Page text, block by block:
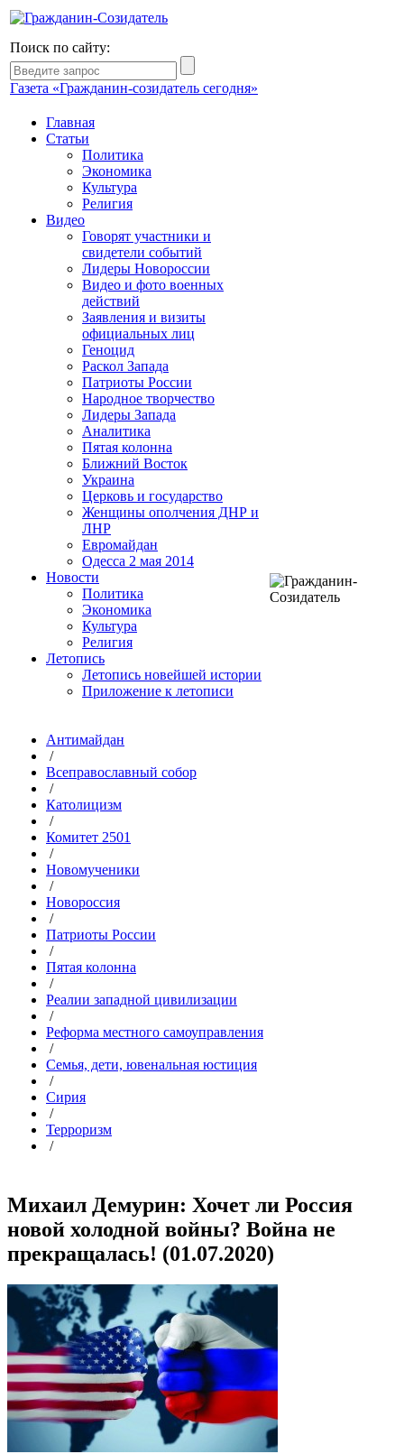
Поиск по сайту:
Газета «Гражданин-созидатель сегодня»
Главная
Статьи
Политика
Экономика
Культура
Религия
Видео
Говорят участники и
свидетели событий
Лидеры Новороссии
Видео и фото военных
действий
Заявления и визиты
официальных лиц
Геноцид
Раскол Запада
Патриоты России
Народное творчество
Лидеры Запада
Аналитика
Пятая колонна
Ближний Восток
Украина
Церковь и государство
Женщины ополчения ДНР и
ЛНР
Евромайдан
Одесса 2 мая 2014
Новости
Политика
Экономика
Культура
Религия
Летопись
Летопись новейшей истории
Приложение к летописи
Антимайдан
/
Всеправославный собор
/
Католицизм
/
Комитет 2501
/
Новомученики
/
Новороссия
/
Патриоты России
/
Пятая колонна
/
Реалии западной цивилизации
/
Реформа местного самоуправления
/
Семья, дети, ювенальная юстиция
/
Сирия
/
Терроризм
/
Михаил Демурин: Хочет ли Россия
новой холодной войны? Война не
прекращалась! (01.07.2020)